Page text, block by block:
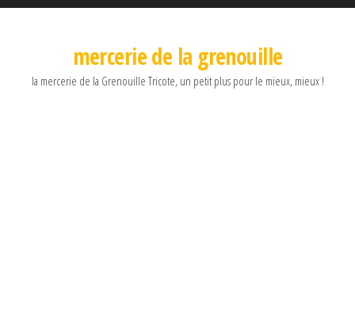
mercerie de la grenouille
la mercerie de la Grenouille Tricote, un petit plus pour le mieux, mieux !